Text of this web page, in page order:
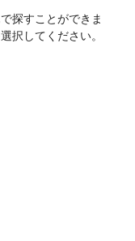
探すことができま
択してください。